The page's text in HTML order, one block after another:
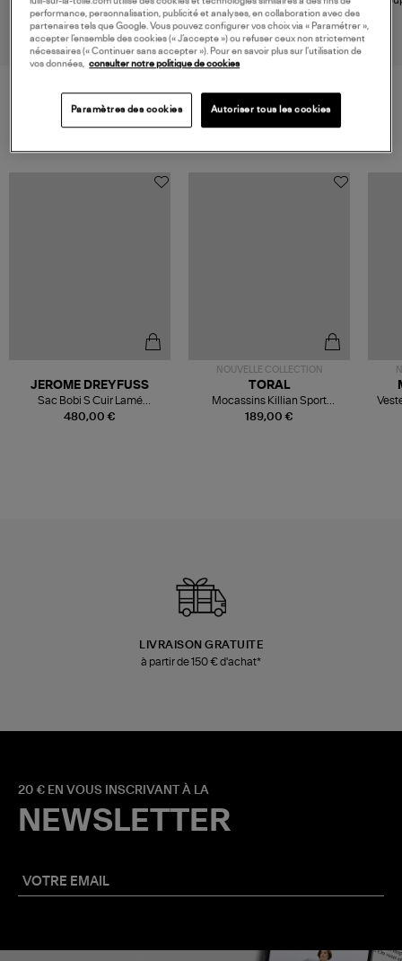
188,00 €
165,00 €
VOS DERNIERS PRODUITS VUS
480,00 €
JEROME DREYFUSS
Sac Bobi S Cuir Lamé
Champagne
NOUVELLE COLLECTION
189,00 €
TORAL
Mocassins Killian Sport
Mousse
LIVRAISON GRATUITE
à partir de 150 € d'achat*
20 € EN VOUS INSCRIVANT À LA
NEWSLETTER
performance, personnalisation, publicité et analyses, en collaboration avec des
partenaires tels que Google. Vous pouvez configurer vos choix via « Paramétrer »,
accepter l’ensemble des cookies (« J’accepte ») ou refuser ceux non strictement
nécessaires (« Continuer sans accepter »). Pour en savoir plus sur l’utilisation de
vos données,
consulter notre politique de cookies
Paramètres des cookies Autoriser tous les cookies